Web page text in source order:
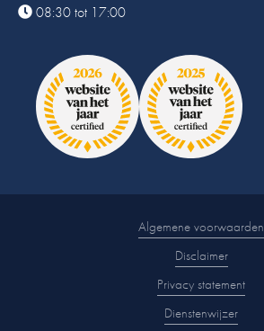
08:30 tot 17:00
Algemene voorwaarden
Disclaimer
Privacy statement
Dienstenwijzer